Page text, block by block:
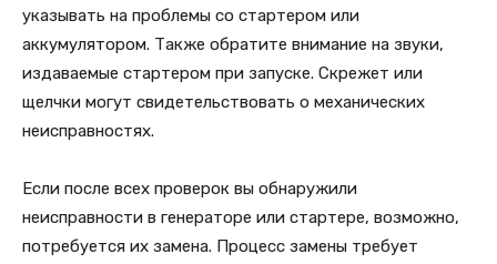
указывать на проблемы со стартером или
аккумулятором. Также обратите внимание на звуки,
издаваемые стартером при запуске. Скрежет или
щелчки могут свидетельствовать о механических
неисправностях.
Если после всех проверок вы обнаружили
неисправности в генераторе или стартере, возможно,
потребуется их замена. Процесс замены требует